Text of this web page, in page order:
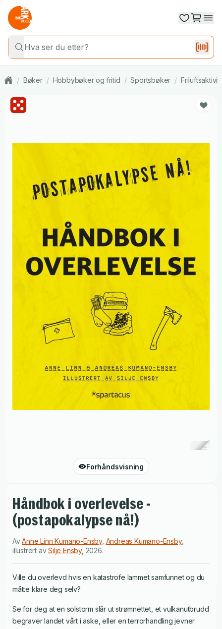
/ Bøker / Hobbybøker og fritid / Sportsbøker /
Forhåndsvisning
Håndbok i overlevelse -
(postapokalypse nå!)
AvAnne Linn Kumano-Ensby, Andreas Kumano-Ensby,
illustrert avSilje Ensby, 2026.
Ville du overlevd hvis en katastrofe lammet samfunnet og du
måtte klare deg selv?
Se for deg at en solstorm slår ut strømnettet, et vulkanutbrudd
begraver landet vårt i aske, eller en terrorhandling jevner